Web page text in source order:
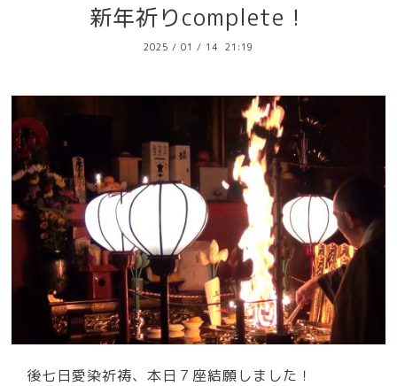
新年祈りcomplete！
2025 / 01 / 14 21:19
後七日愛染祈祷、本日７座結願しました！